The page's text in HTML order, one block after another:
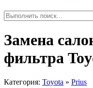
Замена
фильтра
Категория: Toyota » Prius